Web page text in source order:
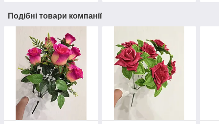
Подібні товари компанії